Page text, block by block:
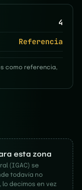
4
Referencia
como referencia,
esta zona
(IGAC) se
todavía no
decimos en vez